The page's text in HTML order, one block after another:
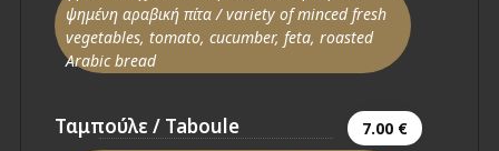
ψημένη αραβική πίτα / variety of minced fresh
vegetables, tomato, cucumber, feta, roasted
Arabic bread
Ταμπούλε / Taboule
7.00 €